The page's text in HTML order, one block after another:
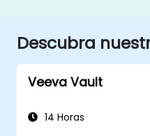
Descubra
Veeva Vault
14 Horas